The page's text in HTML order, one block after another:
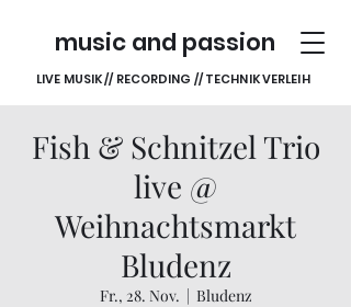
music and passion
LIVE MUSIK // RECORDING // TECHNIK VERLEIH
Fish & Schnitzel Trio
live @
Weihnachtsmarkt
Bludenz
Fr., 28. Nov.
  |
Bludenz